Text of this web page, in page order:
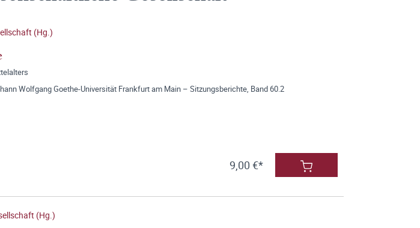
(Hg.)
Wolfgang Goethe-Universität Frankfurt am Main – Sitzungsberichte, Band 60.2
9,00 €*
(Hg.)